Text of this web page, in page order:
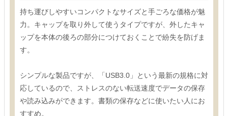
持ち運びしやすいコンパクトなサイズと手ごろな価格が魅
力。キャップを取り外して使うタイプですが、外したキャ
ップを本体の後ろの部分につけておくことで紛失を防げま
す。
シンプルな製品ですが、「USB3.0」という最新の規格に対
応しているので、ストレスのない転送速度でデータの保存
や読み込みができます。書類の保存などに使いたい人にお
すすめ。